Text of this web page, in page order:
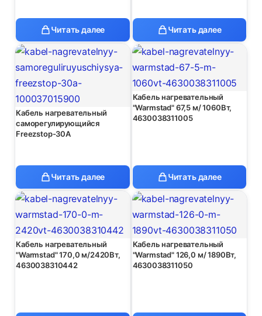
Читать далее Читать далее
Кабель нагревательный
саморегулирующийся
Freezstop-30A
Читать далее
Кабель нагревательный
"Warmstad" 67,5 м/ 1060Вт,
4630038311005
Читать далее
Кабель нагревательный
"Warmstad" 170,0 м/2420Вт,
4630038310442
Кабель нагревательный
"Warmstad" 126,0 м/ 1890Вт,
4630038311050